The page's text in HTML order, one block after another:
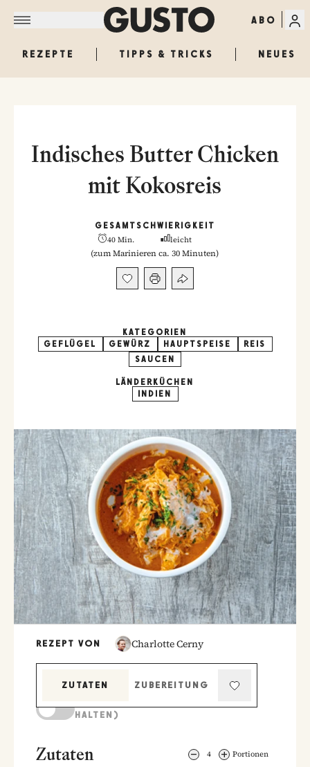
ABO
REZEPTE TIPPS & TRICKS NEUES
Indisches Butter Chicken
mit Kokosreis
GESAMT
40 Min.
SCHWIERIGKEIT
leicht
(zum Marinieren ca. 30 Minuten)
KATEGORIEN
GEFLÜGEL
GEWÜRZ HAUPTSPEISE
REIS
SAUCEN
LÄNDERKÜCHEN
INDIEN
REZEPT VON Charlotte Cerny
ZUTATEN
ZUBEREITUNG
HALTEN)
Zutaten 4 Portionen